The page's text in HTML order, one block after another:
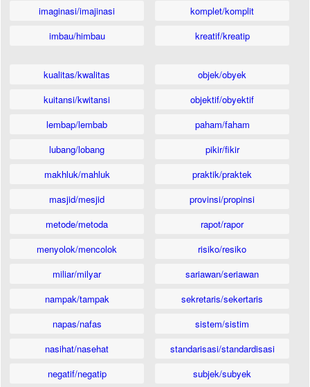
imaginasi/imajinasi
imbau/himbau
komplet/komplit
kreatif/kreatip
kualitas/kwalitas
kuitansi/kwitansi
lembap/lembab
lubang/lobang
makhluk/mahluk
masjid/mesjid
metode/metoda
menyolok/mencolok
miliar/milyar
nampak/tampak
napas/nafas
nasihat/nasehat
negatif/negatip
objek/obyek
objektif/obyektif
paham/faham
pikir/fikir
praktik/praktek
provinsi/propinsi
rapot/rapor
risiko/resiko
sariawan/seriawan
sekretaris/sekertaris
sistem/sistim
standarisasi/standardisasi
subjek/subyek